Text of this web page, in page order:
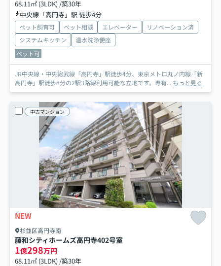
68.11㎡ (3LDK) /築30年
中央線「高円寺」駅 徒歩4分
ペット飼育可 ペット相談 エレベーター
リノベーション済
システムキッチン
温水洗浄便座
ペット可
JR中央線・中央総武線「高円寺」駅徒歩4分、東京メトロ丸ノ内線「新
高円寺」駅徒歩8分の2駅3路線利用可能な立地です。専有... もっと見る
中古マンション
NEW
杉並区高円寺南
藤和シティホームズ高円寺402号室
1億298万円
68.11㎡ (3LDK) /築30年